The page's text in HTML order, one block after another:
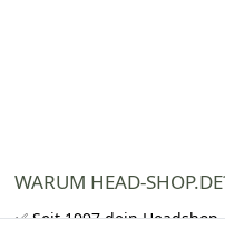
WARUM HEAD-
✅ Seit 1997 dein